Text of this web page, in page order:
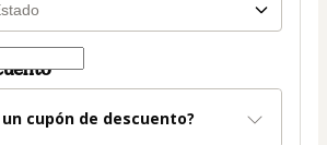
cupón de descuento?